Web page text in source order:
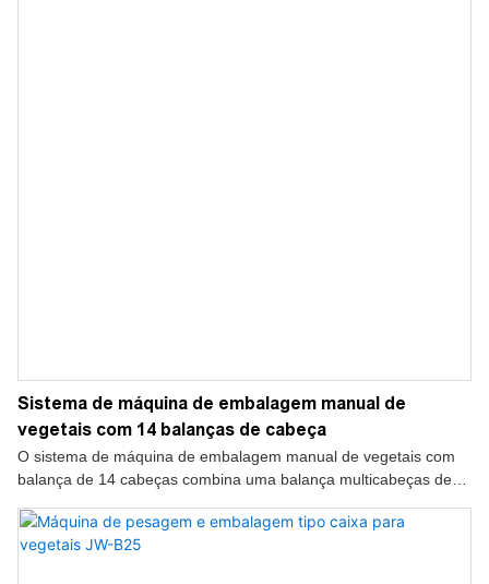
Sistema de máquina de embalagem manual de
vegetais com 14 balanças de cabeça
O sistema de máquina de embalagem manual de vegetais com
balança de 14 cabeças combina uma balança multicabeças de
proporcionando uma solução eficiente e flexível para pesagem e
embalagem de vegetais frescos.